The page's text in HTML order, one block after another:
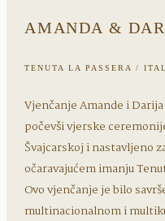
AMANDA &
TENUTA LA PASSERA /
Vjenčanje Amande i
počevši vjerske
Švajcarskoj i nastavljeno
očaravajućem imanju
Ovo vjenčanje je bilo
multinacionalnom i